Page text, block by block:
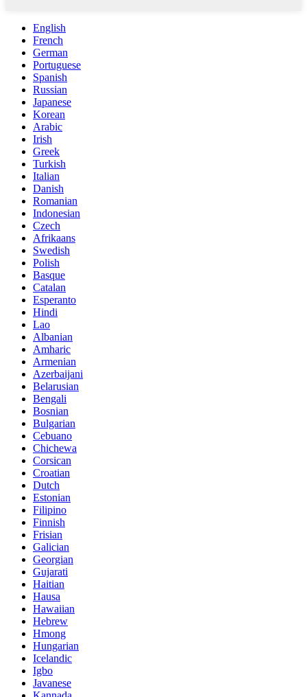
English
French
German
Portuguese
Spanish
Russian
Japanese
Korean
Arabic
Irish
Greek
Turkish
Italian
Danish
Romanian
Indonesian
Czech
Afrikaans
Swedish
Polish
Basque
Catalan
Esperanto
Hindi
Lao
Albanian
Amharic
Armenian
Azerbaijani
Belarusian
Bengali
Bosnian
Bulgarian
Cebuano
Chichewa
Corsican
Croatian
Dutch
Estonian
Filipino
Finnish
Frisian
Galician
Georgian
Gujarati
Haitian
Hausa
Hawaiian
Hebrew
Hmong
Hungarian
Icelandic
Igbo
Javanese